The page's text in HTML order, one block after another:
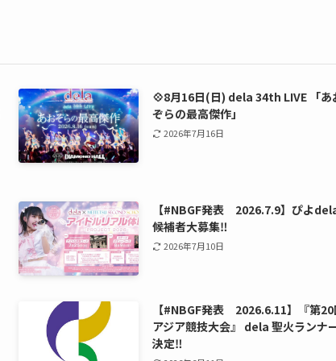
💠8月16日(日) dela 34th LIVE 「あ
ぞらの最高傑作」
2026年7月16日
【#NBGF発表 2026.7.9】ぴよ
候補者大募集‼️
2026年7月10日
【#NBGF発表 2026.6.11】『第20
アジア競技大会』 dela 聖火ランナ
決定‼️